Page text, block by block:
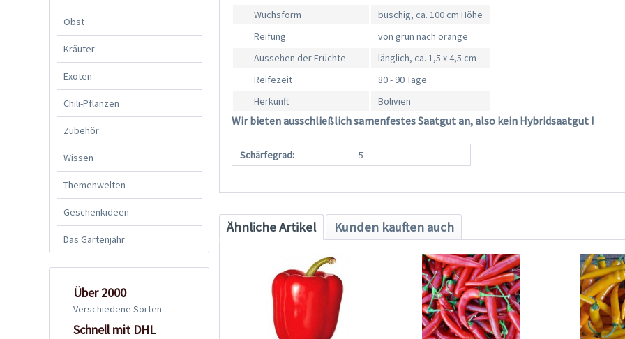
Obst
Kräuter
Exoten
Chili-Pflanzen
Zubehör
Wissen
Themenwelten
Geschenkideen
Das Gartenjahr
Über 2000
Verschiedene Sorten
Schnell mit DHL
Wuchsform
buschig, ca. 100 cm Höhe
Reifung
von grün nach orange
Aussehen der Früchte
länglich, ca. 1,5 x 4,5 cm
Reifezeit
80 - 90 Tage
Herkunft
Bolivien
Wir bieten ausschließlich samenfestes Saatgut an, also kein Hybridsaatgut !
Schärfegrad: 5
Ähnliche Artikel Kunden kauften auch